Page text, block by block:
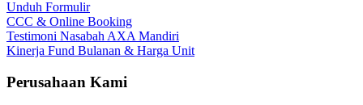
Unduh Formulir
CCC & Online Booking
Testimoni Nasabah AXA Mandiri
Kinerja Fund Bulanan & Harga Unit
Perusahaan Kami